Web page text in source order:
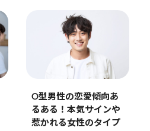
O型男性の恋愛傾向あ
るある！本気サインや
惹かれる女性のタイプ